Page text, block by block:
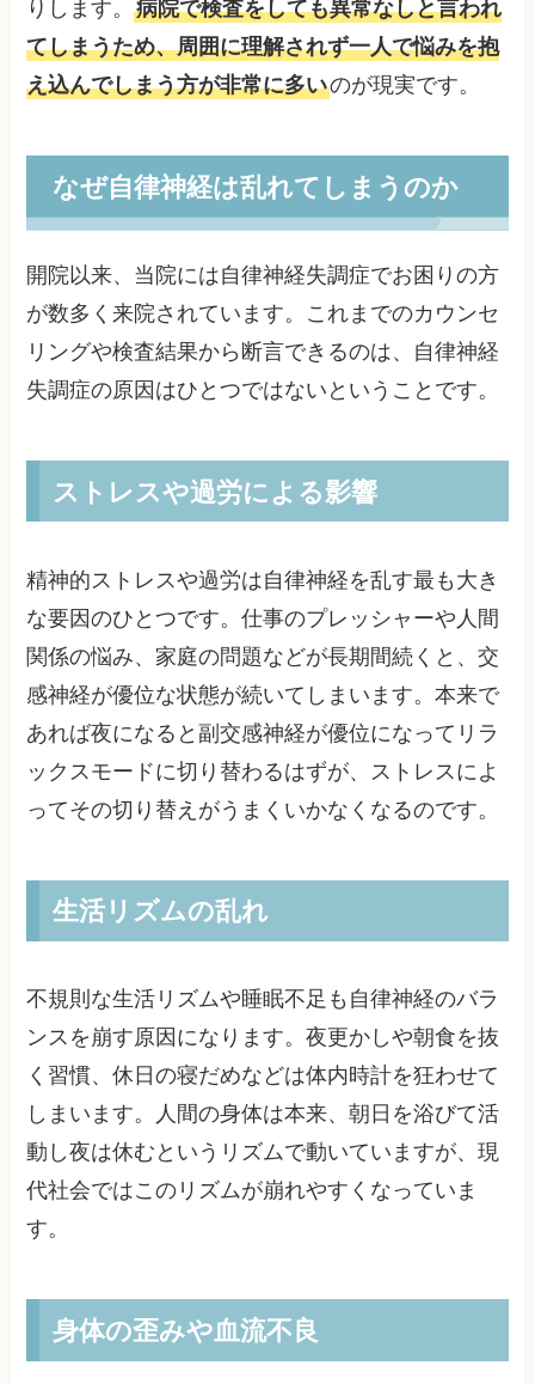
りします。病院で検査をしても異常なしと言われ
てしまうため、周囲に理解されず一人で悩みを抱
え込んでしまう方が非常に多いのが現実です。
なぜ自律神経は乱れてしまうのか
開院以来、当院には自律神経失調症でお困りの方
が数多く来院されています。これまでのカウンセ
リングや検査結果から断言できるのは、自律神経
失調症の原因はひとつではないということです。
ストレスや過労による影響
精神的ストレスや過労は自律神経を乱す最も大き
な要因のひとつです。仕事のプレッシャーや人間
関係の悩み、家庭の問題などが長期間続くと、交
感神経が優位な状態が続いてしまいます。本来で
あれば夜になると副交感神経が優位になってリラ
ックスモードに切り替わるはずが、ストレスによ
ってその切り替えがうまくいかなくなるのです。
生活リズムの乱れ
不規則な生活リズムや睡眠不足も自律神経のバラ
ンスを崩す原因になります。夜更かしや朝食を抜
く習慣、休日の寝だめなどは体内時計を狂わせて
しまいます。人間の身体は本来、朝日を浴びて活
動し夜は休むというリズムで動いていますが、現
代社会ではこのリズムが崩れやすくなっていま
す。
身体の歪みや血流不良